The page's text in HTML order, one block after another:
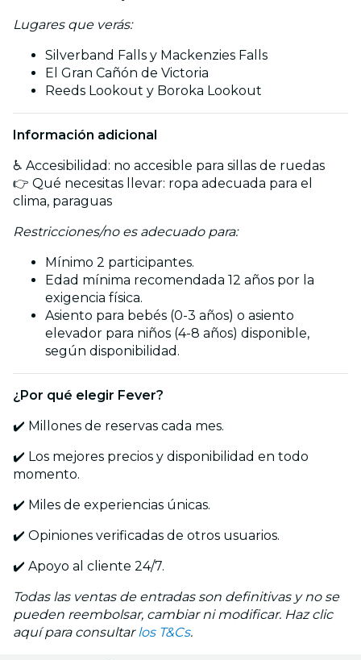
Lugares que verás:
Silverband Falls y Mackenzies Falls
El Gran Cañón de Victoria
Reeds Lookout y Boroka Lookout
Información adicional
♿ Accesibilidad: no accesible para sillas de ruedas
👉 Qué necesitas llevar: ropa adecuada para el
clima, paraguas
Restricciones/no es adecuado para:
Mínimo 2 participantes.
Edad mínima recomendada 12 años por la
exigencia física.
Asiento para bebés (0-3 años) o asiento
elevador para niños (4-8 años) disponible,
según disponibilidad.
¿Por qué elegir Fever?
✔️ Millones de reservas cada mes.
✔️ Los mejores precios y disponibilidad en todo
momento.
✔️ Miles de experiencias únicas.
✔️ Opiniones verificadas de otros usuarios.
✔️ Apoyo al cliente 24/7.
Todas las ventas de entradas son definitivas y no se
pueden reembolsar, cambiar ni modificar. Haz clic
aquí para consultar los T&Cs.